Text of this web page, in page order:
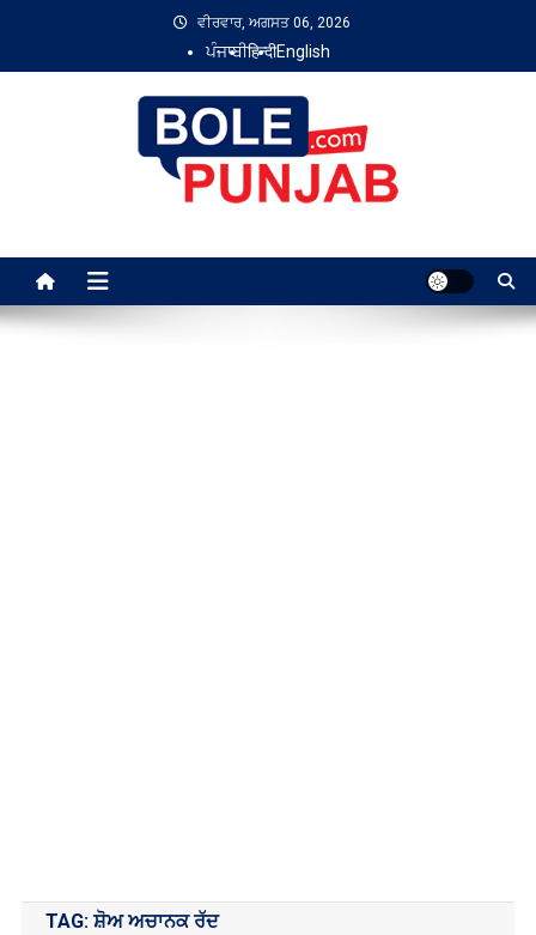
content
ਵੀਰਵਾਰ, ਅਗਸਤ 06, 2026
ਪੰਜਾਬੀहिन्दीEnglish
TAG:ਸ਼ੋਅ ਅਚਾਨਕ ਰੱਦ